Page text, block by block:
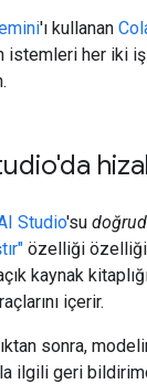
'ı kullanan
istemleri her iki iş
Studio'su
özelliği
kaynak
içerir.
sonra,
ilgili geri